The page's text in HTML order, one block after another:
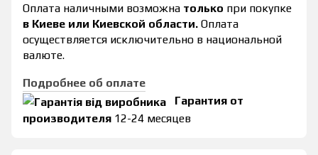
Оплата наличными возможна только при покупке
в Киеве или Киевской области. Оплата
осуществляется исключительно в национальной
валюте.
Подробнее об оплате
Гарантия от
производителя 12-24 месяцев